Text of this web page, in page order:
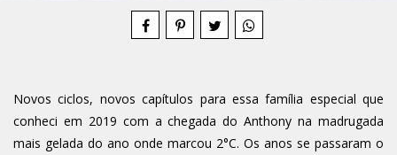
Novos ciclos, novos capítulos para essa família especial que
conheci em 2019 com a chegada do Anthony na madrugada
mais gelada do ano onde marcou 2°C. Os anos se passaram o